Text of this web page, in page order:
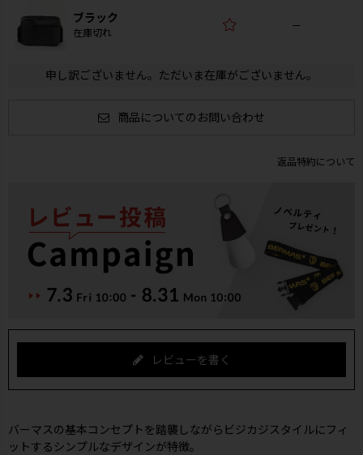
ブラック
在庫切れ
—
申し訳ございません。ただいま在庫がございません。
商品についてのお問い合わせ
返品特約について
レビューを書く
バーマスの基本コンセプトを踏襲しながらビジカジスタイルにフィ
ットするシンプルなデザインが特徴。